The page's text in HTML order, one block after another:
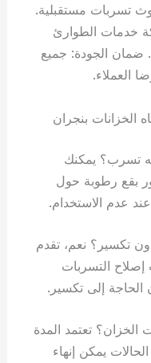
تسربات مستقبلية.
خدمات الطوارئ
ضمان الجودة: جميع
العملاء.
بنجران
تسرب؟ يمكنك
بقع رطوبة حول
عدم الاستخدام.
تكسير؟ نعم، تقدم
التسربات
إلى تكسير.
تعتمد المدة
يمكن إنهاء